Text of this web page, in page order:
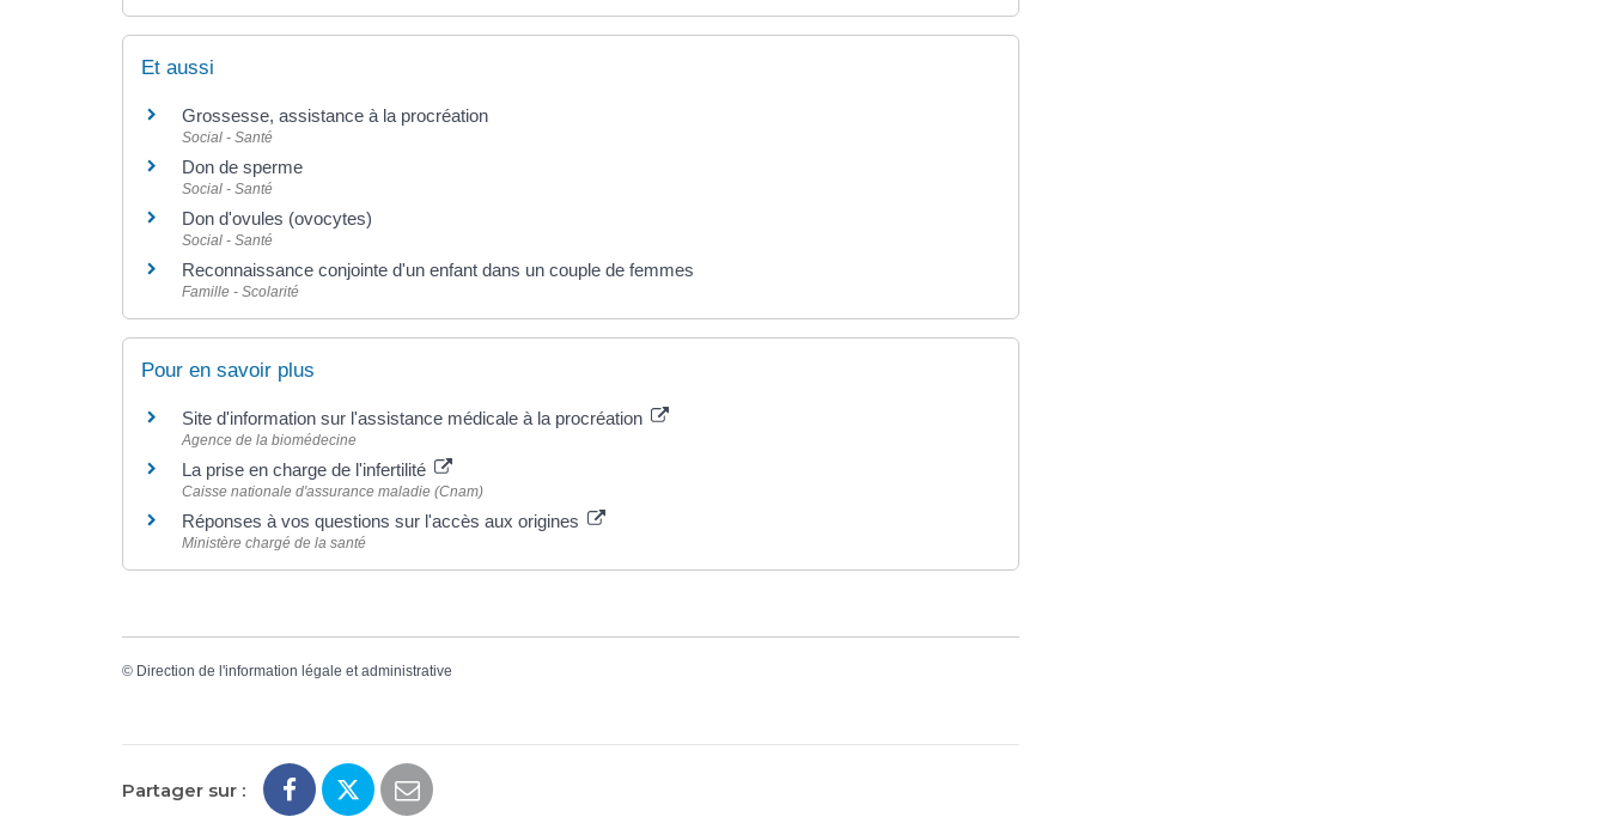
Et aussi
Grossesse, assistance à la procréation
Social - Santé
Don de sperme
Social - Santé
Don d'ovules (ovocytes)
Social - Santé
Reconnaissance conjointe d'un enfant dans un couple de femmes
Famille - Scolarité
Pour en savoir plus
Site d'information sur l'assistance médicale à la procréation
Agence de la biomédecine
La prise en charge de l'infertilité
Caisse nationale d'assurance maladie (Cnam)
Réponses à vos questions sur l'accès aux origines
Ministère chargé de la santé
© Direction de l'information légale et administrative
Partager sur :